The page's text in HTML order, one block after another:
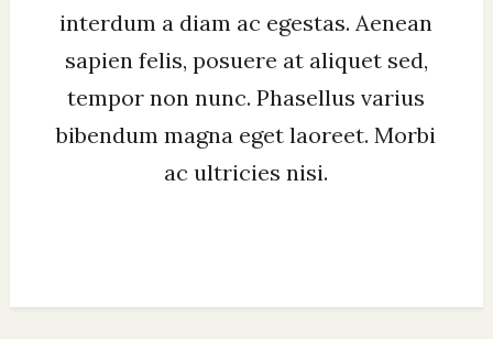
interdum a diam ac egestas. Aenean
sapien felis, posuere at aliquet sed,
tempor non nunc. Phasellus varius
bibendum magna eget laoreet. Morbi
ac ultricies nisi.